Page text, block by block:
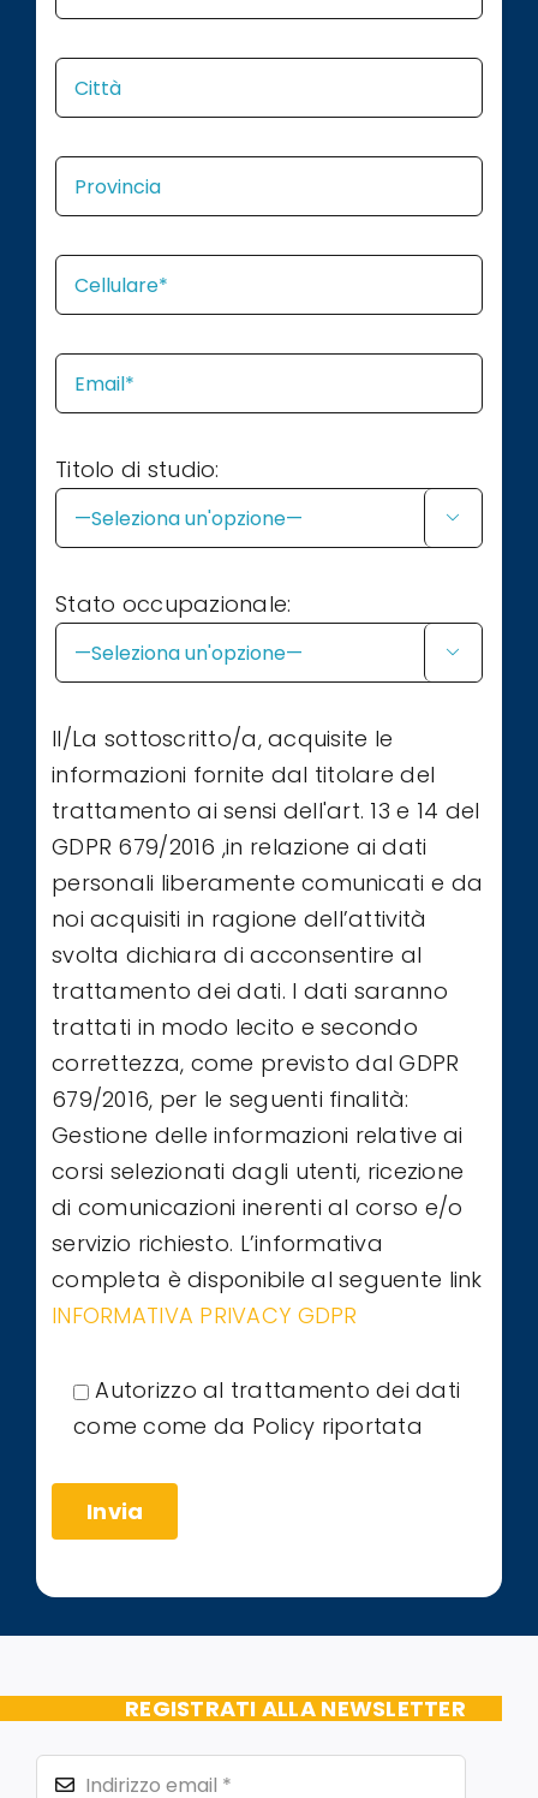
Titolo di studio:

Stato occupazionale:

Il/La sottoscritto/a, acquisite le
informazioni fornite dal titolare del
trattamento ai sensi dell'art. 13 e 14 del
GDPR 679/2016 ,in relazione ai dati
personali liberamente comunicati e da
noi acquisiti in ragione dell’attività
svolta dichiara di acconsentire al
trattamento dei dati. I dati saranno
trattati in modo lecito e secondo
correttezza, come previsto dal GDPR
679/2016, per le seguenti finalità:
Gestione delle informazioni relative ai
corsi selezionati dagli utenti, ricezione
di comunicazioni inerenti al corso e/o
servizio richiesto. L’informativa
completa è disponibile al seguente link
INFORMATIVA PRIVACY GDPR
Autorizzo al trattamento dei dati
come come da Policy riportata
REGISTRATI ALLA NEWSLETTER